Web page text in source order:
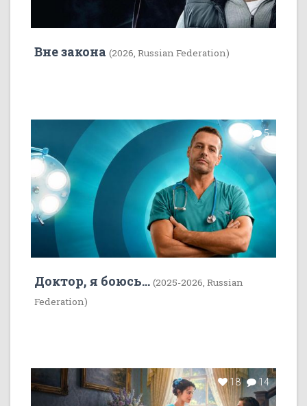
Вне закона (2026, Russian Federation)
7 5
Доктор, я боюсь... (2025-2026, Russian
Federation)
18 14